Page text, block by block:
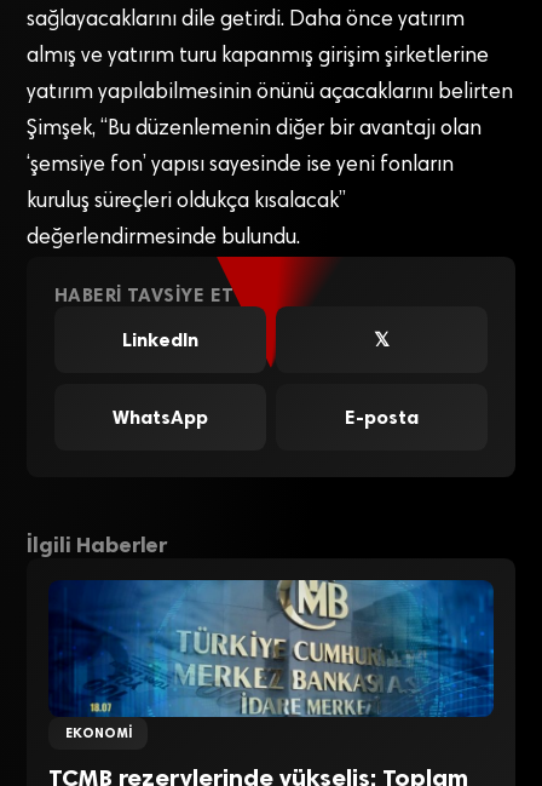
sağlayacaklarını dile getirdi. Daha önce yatırım
almış ve yatırım turu kapanmış girişim şirketlerine
yatırım yapılabilmesinin önünü açacaklarını belirten
Şimşek, “Bu düzenlemenin diğer bir avantajı olan
‘şemsiye fon’ yapısı sayesinde ise yeni fonların
kuruluş süreçleri oldukça kısalacak”
değerlendirmesinde bulundu.
HABERI TAVSIYE ET
LinkedIn
𝕏
WhatsApp E-posta
İlgili Haberler
EKONOMI
TCMB rezervlerinde yükseliş: Toplam